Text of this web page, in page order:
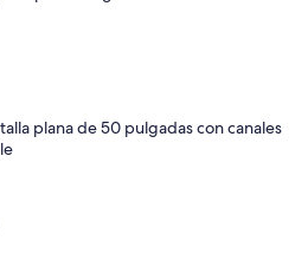
plana de 50 pulgadas con canales